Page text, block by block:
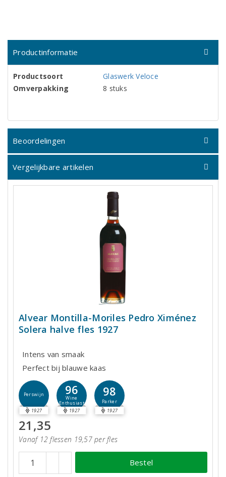
Productinformatie
Productsoort
Glaswerk Veloce
Omverpakking
8 stuks
Beoordelingen
Vergelijkbare artikelen
Alvear Montilla-Moriles Pedro Ximénez
Solera halve fles 1927
Intens van smaak
Perfect bij blauwe kaas
Perswijn
1927
96
Wine
Enthusiast
1927
98
Parker
1927
21,35
Vanaf 12 flessen 19,57 per fles
Bestel